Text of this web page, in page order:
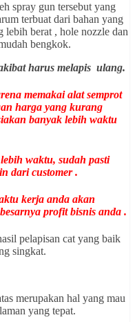
spray gun tersebut yang
terbuat dari bahan yang
lebih berat , hole nozzle dan
bengkok.
harus melapis ulang.
memakai alat semprot
harga yang kurang
banyak lebih waktu
waktu, sudah pasti
dari customer .
kerja anda akan
profit bisnis anda .
pelapisan cat yang baik
singkat.
merupakan hal yang mau
yang tepat.